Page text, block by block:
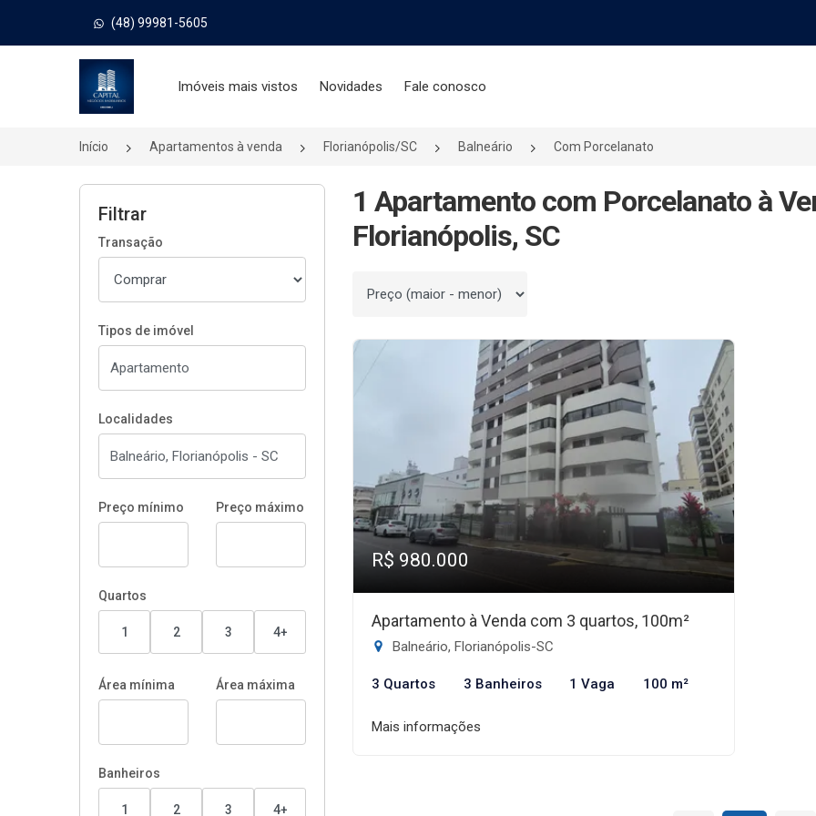
(48) 99981-5605
Página inicial
Imóveis mais vistos Novidades Fale conosco
Início Apartamentos à venda Florianópolis/SC Balneário Com Porcelanato
Filtrar
Transação
Tipos de imóvel
Localidades
Preço mínimo Preço máximo
Quartos
1 2 3 4+
Área mínima Área máxima
Banheiros
1 2 3 4+
1 Apartamento com Porcelanato à
Florianópolis, SC
Ordenar por
R$ 980.000
Apartamento à Venda com 3 quartos, 100m²
Balneário, Florianópolis-SC
3 Quartos 3 Banheiros 1 Vaga 100 m²
Mais informações